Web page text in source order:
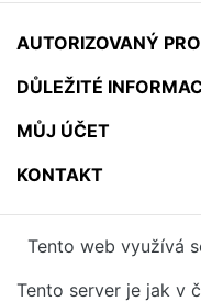
AUTORIZOVANÝ
DŮLEŽITÉ
MŮJ ÚČET
KONTAKT
Tento web využívá
Tento server je jak v